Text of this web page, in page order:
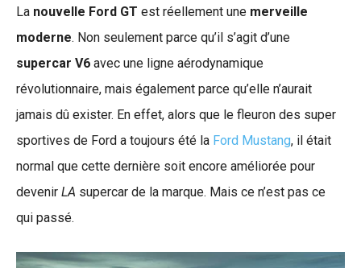
La nouvelle Ford GT est réellement une merveille
moderne. Non seulement parce qu’il s’agit d’une
supercar V6 avec une ligne aérodynamique
révolutionnaire, mais également parce qu’elle n’aurait
jamais dû exister. En effet, alors que le fleuron des super
sportives de Ford a toujours été la Ford Mustang, il était
normal que cette dernière soit encore améliorée pour
devenir LA supercar de la marque. Mais ce n’est pas ce
qui passé.